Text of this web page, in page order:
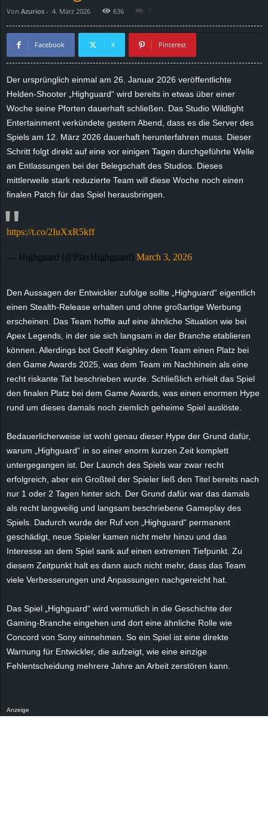
Von Azurios - 4. März 2026 636 1
Facebook X Pinterest
Der ursprünglich einmal am 26. Januar 2026 veröffentlichte
Helden-Shooter „Highguard“ wird bereits in etwas über einer
Woche seine Pforten dauerhaft schließen. Das Studio Wildlight
Entertainment verkündete gestern Abend, dass es die Server des
Spiels am 12. März 2026 dauerhaft herunterfahren muss. Dieser
Schritt folgt direkt auf eine vor einigen Tagen durchgeführte Welle
an Entlassungen bei der Belegschaft des Studios. Dieses
mittlerweile stark reduzierte Team will diese Woche noch einen
finalen Patch für das Spiel herausbringen.
https://t.co/2IuXxR5kff
— Highguard (@PlayHighguard) March 3, 2026
Den Aussagen der Entwickler zufolge sollte „Highguard“ eigentlich
einen Stealth-Release erhalten und ohne großartige Werbung
erscheinen. Das Team hoffte auf eine ähnliche Situation wie bei
Apex Legends, in der sie sich langsam in der Branche etablieren
können. Allerdings bot Geoff Keighley dem Team einen Platz bei
den Game Awards 2025, was dem Team im Nachhinein als eine
recht riskante Tat beschrieben wurde. Schließlich erhielt das Spiel
den finalen Platz bei dem Game Awards, was einen enormen Hype
rund um dieses damals noch ziemlich geheime Spiel auslöste.
Bedauerlicherweise ist wohl genau dieser Hype der Grund dafür,
warum „Highguard“ in so einer enorm kurzen Zeit komplett
untergegangen ist. Der Launch des Spiels war zwar recht
erfolgreich, aber ein Großteil der Spieler ließ den Titel bereits nach
nur 1 oder 2 Tagen hinter sich. Der Grund dafür war das damals
als recht langweilig und langsam beschriebene Gameplay des
Spiels. Dadurch wurde der Ruf von „Highguard“ permanent
geschädigt, neue Spieler kamen nicht mehr hinzu und das
Interesse an dem Spiel sank auf einen extremen Tiefpunkt. Zu
diesem Zeitpunkt halt es dann auch nicht mehr, dass das Team
viele Verbesserungen und Anpassungen nachgereicht hat.
Das Spiel „Highguard“ wird vermutlich in die Geschichte der
Gaming-Branche eingehen und dort eine ähnliche Rolle wie
Concord von Sony einnehmen. So ein Spiel ist eine direkte
Warnung für Entwickler, die aufzeigt, wie eine einzige
Fehlentscheidung mehrere Jahre an Arbeit zerstören kann.
Anzeige